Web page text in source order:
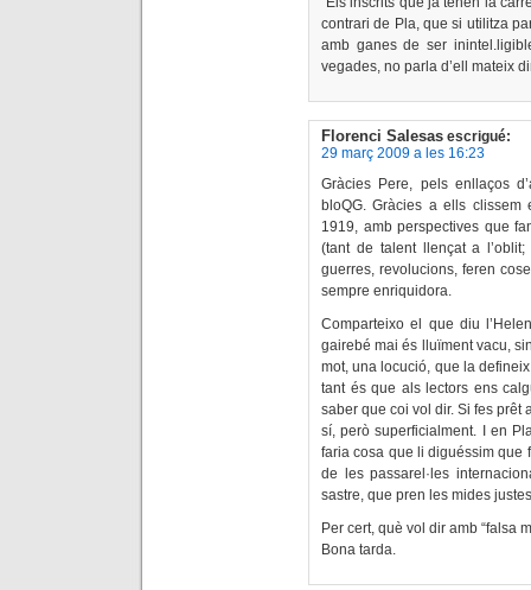
contrari de Pla, que si utilitza
amb ganes de ser
vegades, no parla d’ell mateix
Florenci Salesas escrigué:
29 març 2009 a les 16:23
Gràcies Pere, pels enllaços
bloQG. Gràcies a ells
1919, amb perspectives que
(tant de talent llençat a
guerres, revolucions, feren
sempre enriquidora.
Comparteixo el que diu
gairebé mai és lluïment vacu,
mot, una locució, que la
tant és que als lectors ens
saber que coi vol dir. Si fes prêt
sí, però superficialment. I en
faria cosa que li diguéssim que
de les passarel·les
sastre, que pren les mides
Per cert, què vol dir amb “falsa
Bona tarda.